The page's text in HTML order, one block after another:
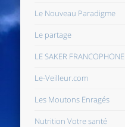
Le Nouveau Paradigme
Le partage
LE SAKER FRANCOPHONE
Le-Veilleur.com
Les Moutons Enragés
Nutrition Votre santé